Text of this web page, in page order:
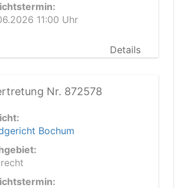
11:00 Uhr
Details
Nr. 872578
Bochum